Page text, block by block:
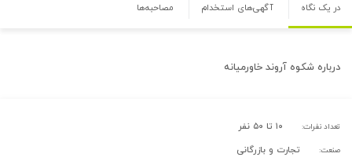
در یک نگاه آگهی‌های استخدام مصاحبه‌ها
درباره شکوه آروند خاورمیانه
تعداد نفرات: ۱۰ تا ۵۰ نفر
صنعت: تجارت و بازرگانی